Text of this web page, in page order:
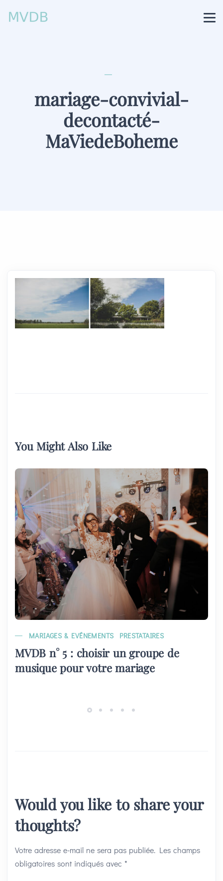
mariage-convivial-
decontacté-
MaViedeBoheme
You Might Also Like
MARIAGES & EVÉNEMENTS PRESTATAIRES
MVDB n° 5 : choisir un groupe de
musique pour votre mariage
Would you like to share your
thoughts?
Votre adresse e-mail ne sera pas publiée. Les champs
obligatoires sont indiqués avec *